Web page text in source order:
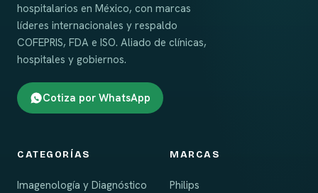
hospitalarios en México, con marcas
líderes internacionales y respaldo
COFEPRIS, FDA e ISO. Aliado de clínicas,
hospitales y gobiernos.
Cotiza por WhatsApp
CATEGORÍAS
Imagenología y Diagnóstico
MARCAS
Philips